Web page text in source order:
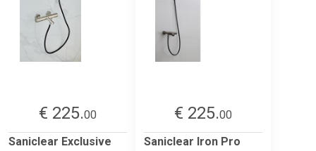
€ 225.00
Saniclear Exclusive
€ 225.00
Saniclear Iron Pro